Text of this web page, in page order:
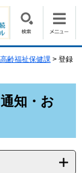
齢福祉保健課 > 登録
知・お